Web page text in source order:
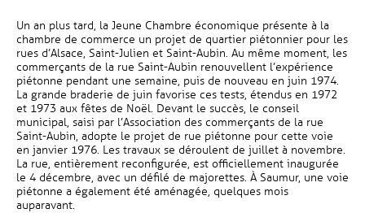
Un an plus tard, la Jeune Chambre économique présente à la
chambre de commerce un projet de quartier piétonnier pour les
rues d’Alsace, Saint-Julien et Saint-Aubin. Au même moment, les
commerçants de la rue Saint-Aubin renouvellent l’expérience
piétonne pendant une semaine, puis de nouveau en juin 1974.
La grande braderie de juin favorise ces tests, étendus en 1972
et 1973 aux fêtes de Noël. Devant le succès, le conseil
municipal, saisi par l’Association des commerçants de la rue
Saint-Aubin, adopte le projet de rue piétonne pour cette voie
en janvier 1976. Les travaux se déroulent de juillet à novembre.
La rue, entièrement reconfigurée, est officiellement inaugurée
le 4 décembre, avec un défilé de majorettes. À Saumur, une voie
piétonne a également été aménagée, quelques mois
auparavant.